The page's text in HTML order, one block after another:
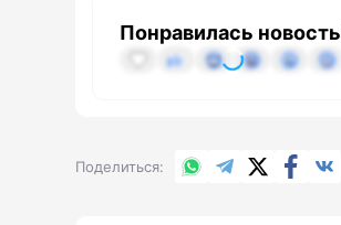
Понравилась
Поделиться WhatsApp
TelegramX.com